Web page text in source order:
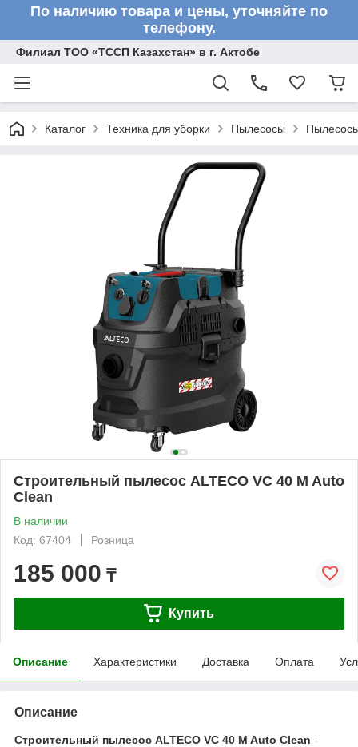
По наличию товара и цены, уточняйте по
телефону.
Филиал ТОО «ТССП Казахстан» в г. Актобе
Каталог Техника для уборки Пылесосы
Строительный пылесос ALTECO VC 40 M Auto
Сlean
В наличии
Код: 67404
Розница
185 000 ₸
Купить
Описание Характеристики Доставка Оплата
Описание
Строительный пылесос ALTECO VC 40 M Auto Сlean -